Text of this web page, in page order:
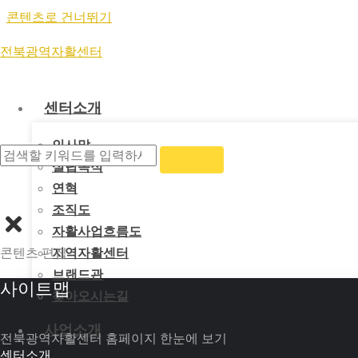
콘텐츠로 건너뛰기
전북광역자활센터
센터소개
인사말
설립목적
연혁
조직도
자활사업흐름도
지역자활센터
브랜드관
찾아오시는길
사업소개
콘텐츠 편집
사이트맵
전북광역자활센터 홈페이지 한눈에 보기
Self-Sufficiency
자활상품관
전체
공예품(31)